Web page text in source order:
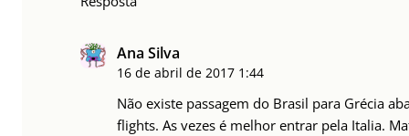
Ana Silva
16 de abril de 2017 1:44
Não existe passagem do Brasil para Grécia
flights. As vezes é melhor entrar pela Italia.